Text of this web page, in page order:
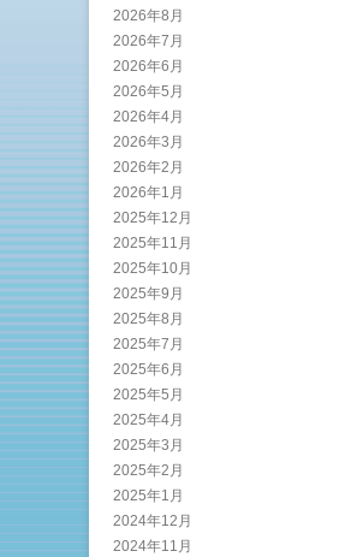
2026年8月
2026年7月
2026年6月
2026年5月
2026年4月
2026年3月
2026年2月
2026年1月
2025年12月
2025年11月
2025年10月
2025年9月
2025年8月
2025年7月
2025年6月
2025年5月
2025年4月
2025年3月
2025年2月
2025年1月
2024年12月
2024年11月